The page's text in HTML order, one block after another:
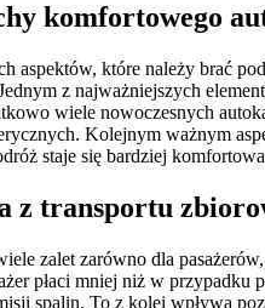
komfortowego
które należy brać
z najważniejszych
wiele nowoczesnych
Kolejnym ważnym
staje się bardziej
z transportu
zalet zarówno dla
płaci mniej niż w
spalin. To z kolei wpływa